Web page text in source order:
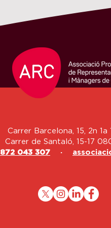
Carrer Barcelona, 15, 2n 1a
Carrer de Santaló, 15-17
872 043 307 ·